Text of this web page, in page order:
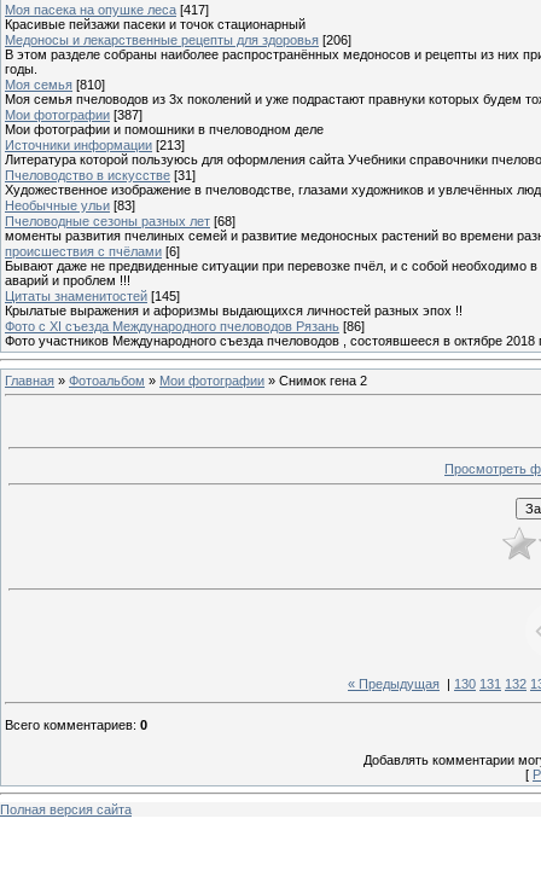
Моя пасека на опушке леса [417]
Красивые пейзажи пасеки и точок стационарный
Медоносы и лекарственные рецепты для здоровья [206]
В этом разделе собраны наиболее распространённых медоносов и рецепты из них
годы.
Моя семья [810]
Моя семья пчеловодов из 3х поколений и уже подрастают правнуки которых будем
Мои фотографии [387]
Мои фотографии и помошники в пчеловодном деле
Источники информации [213]
Литература которой пользуюсь для оформления сайта Учебники справочники
Пчеловодство в искусстве [31]
Художественное изображение в пчеловодстве, глазами художников и увлечённых
Необычные ульи [83]
Пчеловодные сезоны разных лет [68]
моменты развития пчелиных семей и развитие медоносных растений во времени
происшествия с пчёлами [6]
Бывают даже не предвиденные ситуации при перевозке пчёл, и с собой необходимо
аварий и проблем !!!
Цитаты знаменитостей [145]
Крылатые выражения и афоризмы выдающихся личностей разных эпох !!
Фото с XI съезда Международного пчеловодов Рязань [86]
Фото участников Международного съезда пчеловодов , состоявшееся в октябре 2018
Главная » Фотоальбом » Мои фотографии » Снимок гена 2
Просмотреть
« Предыдущая 130 131 132
Всего комментариев: 0
Добавлять комментарии
[
Полная версия сайта